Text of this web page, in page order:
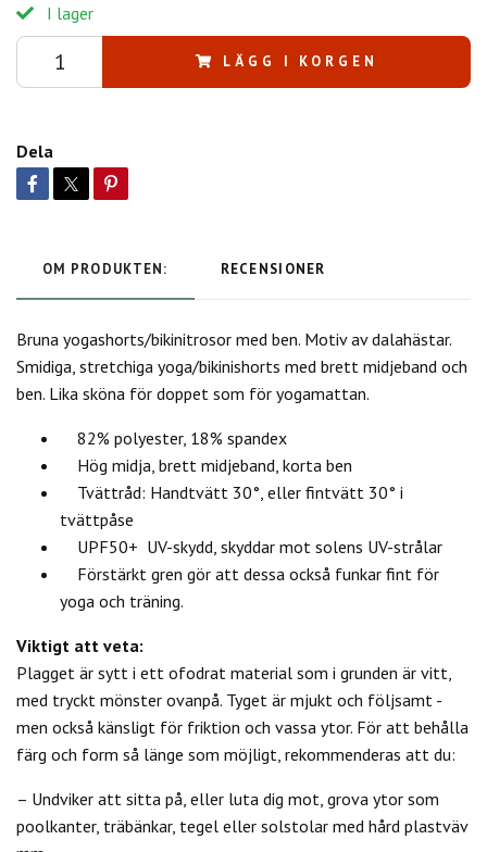
I lager
LÄGG I KORGEN
Dela
OM PRODUKTEN: RECENSIONER
Bruna yogashorts/bikinitrosor med ben. Motiv av dalahästar.
Smidiga, stretchiga yoga/bikinishorts med brett midjeband och
ben. Lika sköna för doppet som för yogamattan.
82% polyester, 18% spandex
Hög midja, brett midjeband, korta ben
Tvättråd: Handtvätt 30°, eller fintvätt 30° i
tvättpåse
UPF50+ UV-skydd, skyddar mot solens UV-strålar
Förstärkt gren gör att dessa också funkar fint för
yoga och träning.
Viktigt att veta:
Plagget är sytt i ett ofodrat material som i grunden är vitt,
med tryckt mönster ovanpå. Tyget är mjukt och följsamt -
men också känsligt för friktion och vassa ytor. För att behålla
färg och form så länge som möjligt, rekommenderas att du:
– Undviker att sitta på, eller luta dig mot, grova ytor som
poolkanter, träbänkar, tegel eller solstolar med hård plastväv